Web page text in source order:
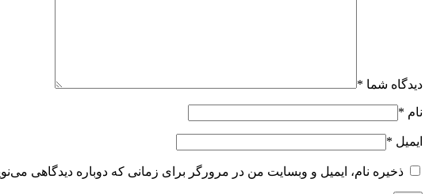
دیدگاه شما *
نام *
ایمیل *
ذخیره نام، ایمیل و وبسایت من در مرورگر برای زمانی که دوباره دیدگاهی